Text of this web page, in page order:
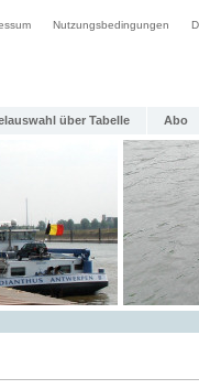
Nutzungsbedingungen
über Tabelle Abo